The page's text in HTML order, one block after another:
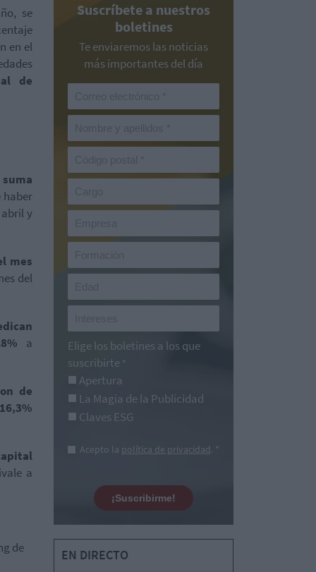
se
en el
de
haber
abril y
mes
del
a
de
16,3%
a
de
Suscríbete a nuestros
boletines
Te enviaremos las noticias
más importantes del día
Elige los boletines a los que
suscribirte *
Apertura
La Magia de la Publicidad
Claves ESG
Acepto la política de privacidad. *
¡Suscribirme!
EN DIRECTO